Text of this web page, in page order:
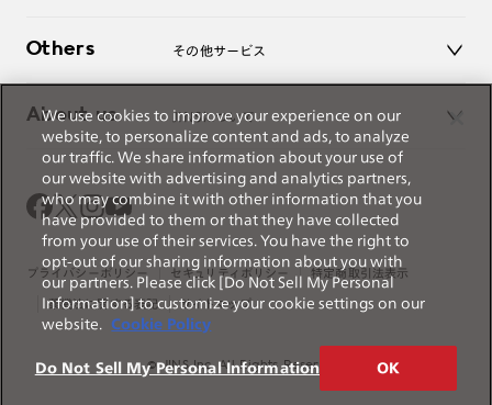
お問い合わせ
Others その他サービス
レンズ交換
オンラインギフト
価格案内
About us JINSについて
Magnify Life
会社概要
採用情報
法人のお客様
出店について
プライバシーポリシー セキュリティポリシー 特定商取引法表示
薬機法に関する表記 サイトマップ
© JINS Inc. All Rights Reserved.
We use cookies to improve your experience on our
website, to personalize content and ads, to analyze
our traffic. We share information about your use of
our website with advertising and analytics partners,
who may combine it with other information that you
have provided to them or that they have collected
from your use of their services. You have the right to
opt-out of our sharing information about you with
our partners. Please click [Do Not Sell My Personal
Information] to customize your cookie settings on our
website.
Cookie Policy
Do Not Sell My Personal Information OK